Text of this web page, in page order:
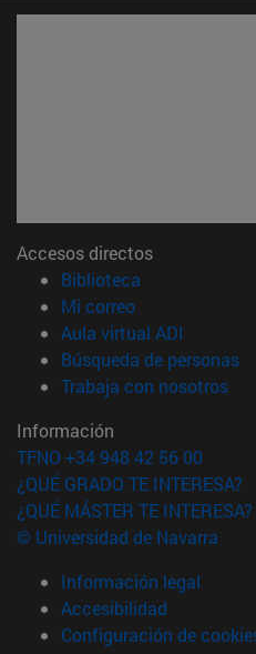
Accesos directos
Biblioteca
Mi correo(abre en nueva
Aula virtual ADI
Búsqueda de personas
Trabaja con nosotros
Información
TFNO +34 948 42 56 00
¿QUÉ GRADO TE INTERESA?
¿QUÉ MÁSTER TE INTERESA?
© Universidad de Navarra
Información legal
Accesibilidad
Configuración de